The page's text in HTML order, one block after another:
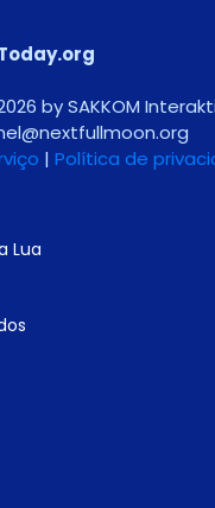
by SAKKOM
| Política de
Lua